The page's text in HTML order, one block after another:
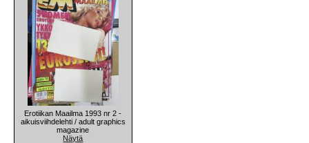
Erotiikan Maailma 1993 nr 2 -
aikuisviihdelehti / adult graphics
magazine
Näytä